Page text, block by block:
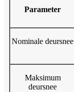
Parameter
Nominale deursnee
Maksimum
deursnee